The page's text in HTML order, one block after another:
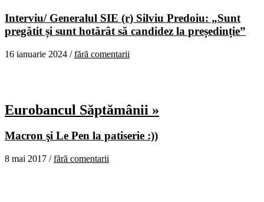
Interviu/ Generalul SIE (r) Silviu Predoiu: „Sunt
pregătit și sunt hotărât să candidez la președinție”
16 ianuarie 2024 /fără comentarii
Eurobancul Săptămânii »
Macron şi Le Pen la patiserie :))
8 mai 2017 /fără comentarii